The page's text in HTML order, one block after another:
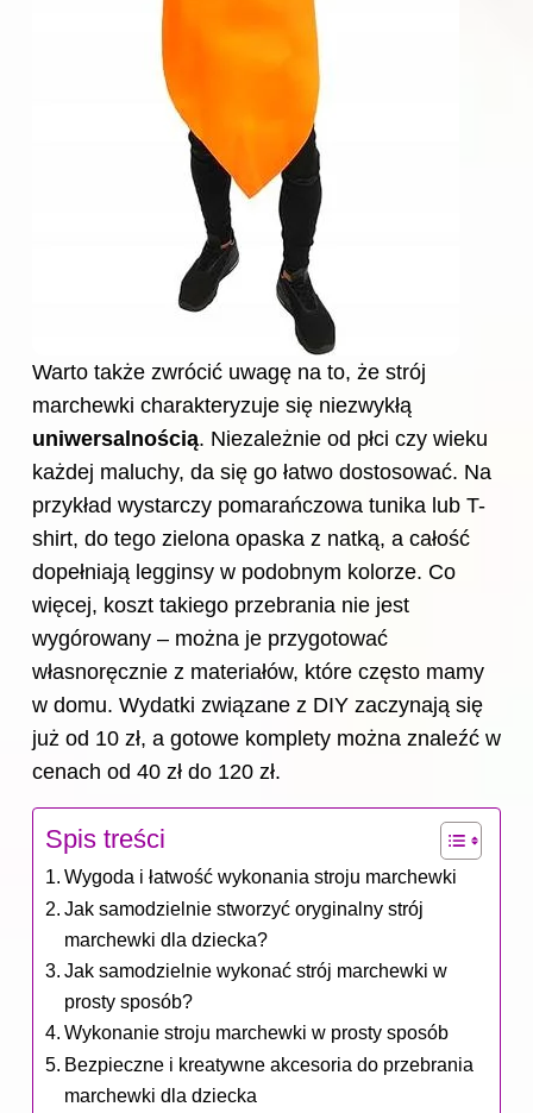
Warto także zwrócić uwagę na to, że strój
marchewki charakteryzuje się niezwykłą
uniwersalnością. Niezależnie od płci czy wieku
każdej maluchy, da się go łatwo dostosować. Na
przykład wystarczy pomarańczowa tunika lub T-
shirt, do tego zielona opaska z natką, a całość
dopełniają legginsy w podobnym kolorze. Co
więcej, koszt takiego przebrania nie jest
wygórowany – można je przygotować
własnoręcznie z materiałów, które często mamy
w domu. Wydatki związane z DIY zaczynają się
już od 10 zł, a gotowe komplety można znaleźć w
cenach od 40 zł do 120 zł.
Spis treści
Wygoda i łatwość wykonania stroju marchewki
Jak samodzielnie stworzyć oryginalny strój
marchewki dla dziecka?
Jak samodzielnie wykonać strój marchewki w
prosty sposób?
Wykonanie stroju marchewki w prosty sposób
Bezpieczne i kreatywne akcesoria do przebrania
marchewki dla dziecka